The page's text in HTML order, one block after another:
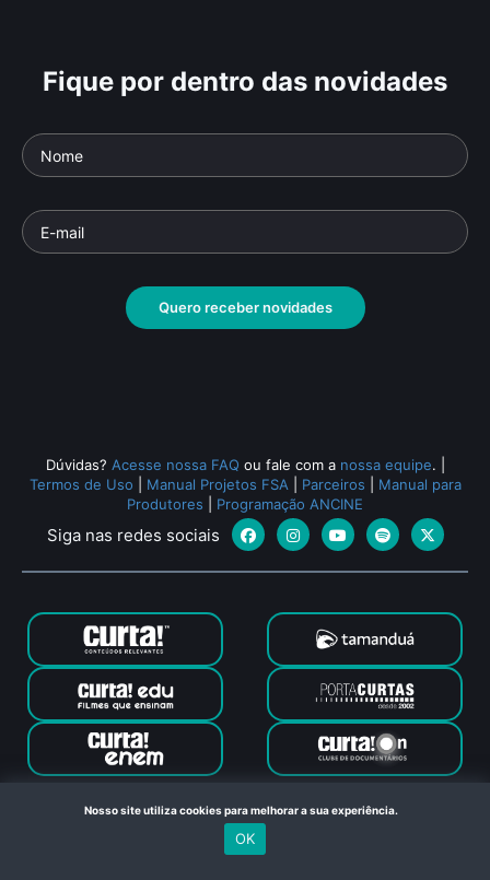
Fique por dentro das novidades
Quero receber novidades
Dúvidas? Acesse nossa FAQ ou fale com a nossa equipe.
Termos de Uso
Manual Projetos FSA Parceiros
Manual para
Produtores
Programação ANCINE
Siga nas redes sociais
Canal Curta © 2024. Todos os direitos reservados. Feito com
no Rio de Janeiro
Nosso site utiliza cookies para melhorar a sua experiência.
OK